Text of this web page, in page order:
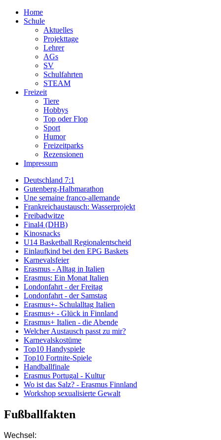
Home
Schule
Aktuelles
Projekttage
Lehrer
AGs
SV
Schulfahrten
STEAM
Freizeit
Tiere
Hobbys
Top oder Flop
Sport
Humor
Freizeitparks
Rezensionen
Impressum
Deutschland 7:1
Gutenberg-Halbmarathon
Une semaine franco-allemande
Frankreichaustausch: Wasserprojekt
Freibadwitze
Final4 (DHB)
Kinosnacks
U14 Basketball Regionalentscheid
Einlaufkind bei den EPG Baskets
Karnevalsfeier
Erasmus - Alltag in Italien
Erasmus: Ein Monat Italien
Londonfahrt - der Freitag
Londonfahrt - der Samstag
Erasmus+- Schulalltag Italien
Erasmus+ - Glück in Finnland
Erasmus+ Italien - die Abende
Welcher Austausch passt zu mir?
Karnevalskostüme
Top10 Handyspiele
Top10 Fortnite-Spiele
Handballfinale
Erasmus Portugal - Kultur
Wo ist das Salz? - Erasmus Finnland
Workshop sexualisierte Gewalt
Fußballfakten
Wechsel: